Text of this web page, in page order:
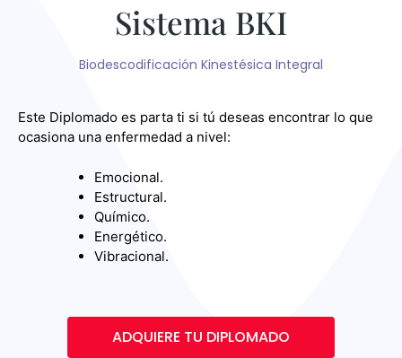
Sistema BKI
Biodescodificación Kinestésica Integral
Este Diplomado es parta ti si tú deseas encontrar lo que
ocasiona una enfermedad a nivel:
Emocional.
Estructural.
Químico.
Energético.
Vibracional.
ADQUIERE TU DIPLOMADO